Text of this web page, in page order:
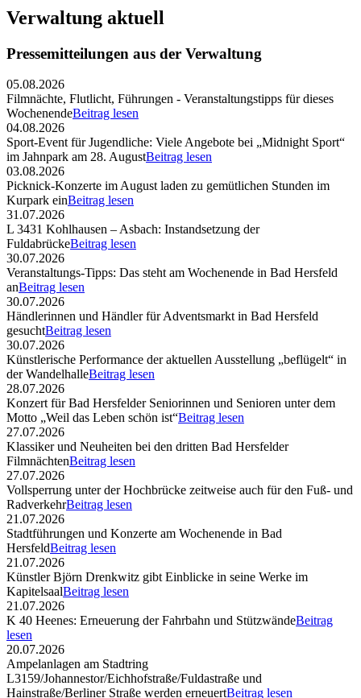
Verwaltung aktuell
Pressemitteilungen aus der Verwaltung
05.08.2026
Filmnächte, Flutlicht, Führungen - Veranstaltungstipps für dieses
WochenendeBeitrag lesen
04.08.2026
Sport-Event für Jugendliche: Viele Angebote bei „Midnight Sport“
im Jahnpark am 28. AugustBeitrag lesen
03.08.2026
Picknick-Konzerte im August laden zu gemütlichen Stunden im
Kurpark einBeitrag lesen
31.07.2026
L 3431 Kohlhausen – Asbach: Instandsetzung der
FuldabrückeBeitrag lesen
30.07.2026
Veranstaltungs-Tipps: Das steht am Wochenende in Bad Hersfeld
anBeitrag lesen
30.07.2026
Händlerinnen und Händler für Adventsmarkt in Bad Hersfeld
gesuchtBeitrag lesen
30.07.2026
Künstlerische Performance der aktuellen Ausstellung „beflügelt“ in
der WandelhalleBeitrag lesen
28.07.2026
Konzert für Bad Hersfelder Seniorinnen und Senioren unter dem
Motto „Weil das Leben schön ist“Beitrag lesen
27.07.2026
Klassiker und Neuheiten bei den dritten Bad Hersfelder
FilmnächtenBeitrag lesen
27.07.2026
Vollsperrung unter der Hochbrücke zeitweise auch für den Fuß- und
RadverkehrBeitrag lesen
21.07.2026
Stadtführungen und Konzerte am Wochenende in Bad
HersfeldBeitrag lesen
21.07.2026
Künstler Björn Drenkwitz gibt Einblicke in seine Werke im
KapitelsaalBeitrag lesen
21.07.2026
K 40 Heenes: Erneuerung der Fahrbahn und StützwändeBeitrag
lesen
20.07.2026
Ampelanlagen am Stadtring
L3159/Johannestor/Eichhofstraße/Fuldastraße und
Hainstraße/Berliner Straße werden erneuertBeitrag lesen